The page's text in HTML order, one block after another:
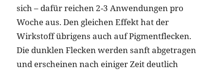
sich – dafür reichen 2-3 Anwendungen pro
Woche aus. Den gleichen Effekt hat der
Wirkstoff übrigens auch auf Pigmentflecken.
Die dunklen Flecken werden sanft abgetragen
und erscheinen nach einiger Zeit deutlich